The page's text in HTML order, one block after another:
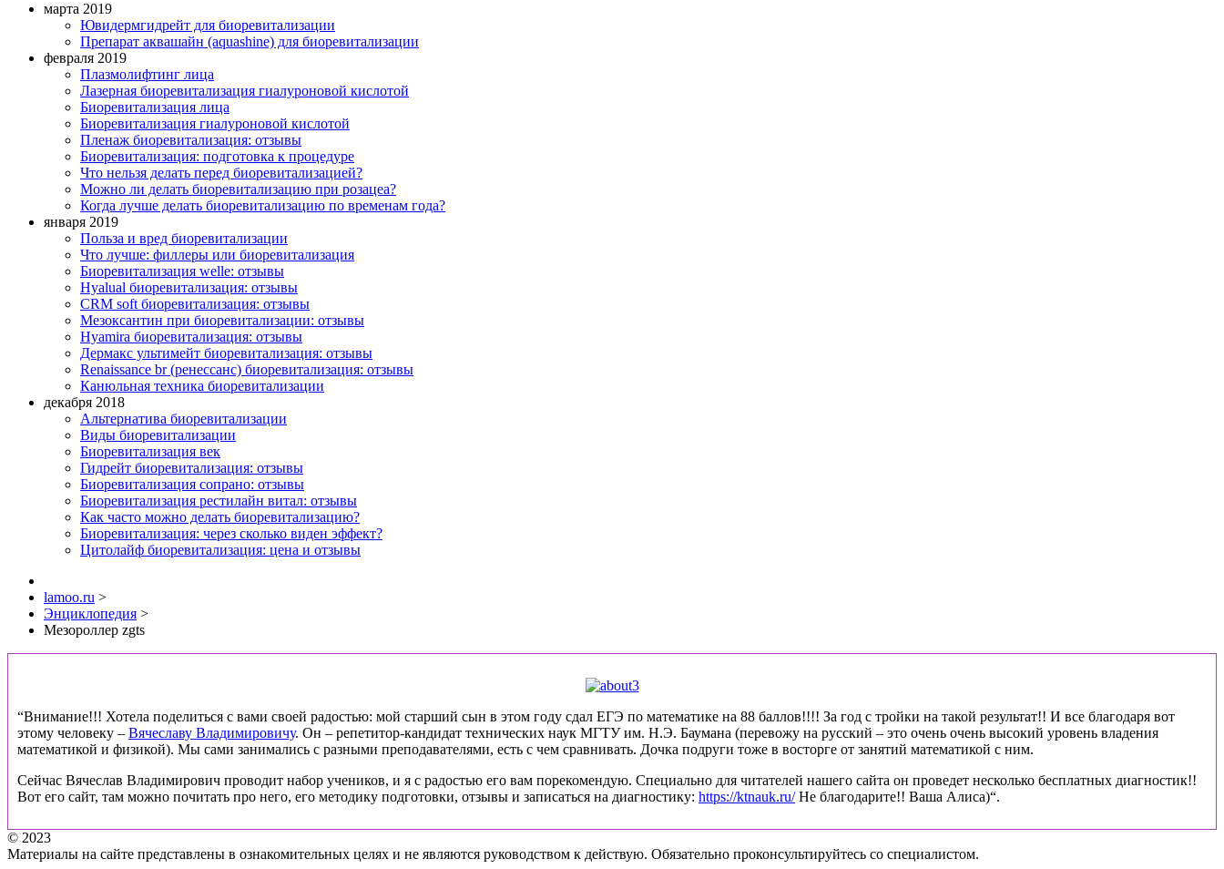
марта 2019
Ювидермгидрейт для биоревитализации
Препарат аквашайн (aquashine) для биоревитализации
февраля 2019
Плазмолифтинг лица
Лазерная биоревитализация гиалуроновой кислотой
Биоревитализация лица
Биоревитализация гиалуроновой кислотой
Пленаж биоревитализация: отзывы
Биоревитализация: подготовка к процедуре
Что нельзя делать перед биоревитализацией?
Можно ли делать биоревитализацию при розацеа?
Когда лучше делать биоревитализацию по временам года?
января 2019
Польза и вред биоревитализации
Что лучше: филлеры или биоревитализация
Биоревитализация welle: отзывы
Нyalual биоревитализация: отзывы
СRM soft биоревитализация: отзывы
Мезоксантин при биоревитализации: отзывы
Hyamira биоревитализация: отзывы
Дермакс ультимейт биоревитализация: отзывы
Renaissance br (ренессанс) биоревитализация: отзывы
Канюльная техника биоревитализации
декабря 2018
Альтернатива биоревитализации
Виды биоревитализации
Биоревитализация век
Гидрейт биоревитализация: отзывы
Биоревитализация сопрано: отзывы
Биоревитализация рестилайн витал: отзывы
Как часто можно делать биоревитализацию?
Биоревитализация: через сколько виден эффект?
Цитолайф биоревитализация: цена и отзывы
lamoo.ru >
Энциклопедия >
Мезороллер zgts
“Внимание!!! Хотела поделиться с вами своей радостью: мой старший сын в этом году сдал ЕГЭ по математике на 88 баллов!!!! За год с тройки на такой результат!! И все благодаря вот
этому человеку – Вячеславу Владимировичу. Он – репетитор-кандидат технических наук МГТУ им. Н.Э. Баумана (перевожу на русский – это очень очень высокий уровень владения
математикой и физикой). Мы сами занимались с разными преподавателями, есть с чем сравнивать. Дочка подруги тоже в восторге от занятий математикой с ним.
Сейчас Вячеслав Владимирович проводит набор учеников, и я с радостью его вам порекомендую. Специально для читателей нашего сайта он проведет несколько бесплатных диагностик!!
Вот его сайт, там можно почитать про него, его методику подготовки, отзывы и записаться на диагностику: https://ktnauk.ru/Не благодарите!! Ваша Алиса)“.
© 2023
Материалы на сайте представлены в ознакомительных целях и не являются руководством к действую. Обязательно проконсультируйтесь со специалистом.